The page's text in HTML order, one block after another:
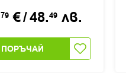
79 €/48.49 лв.
ПОРЪЧАЙ